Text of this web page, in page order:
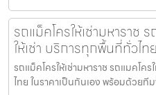
รถแม็คโครให้เช่ามหาราช
ให้เช่า บริการทุกพื้นที่ทั่วไท
รถแม็คโครให้เช่ามหาราช รถแมคโค
ไทย ในราคาเป็นกันเอง พร้อมด้วย